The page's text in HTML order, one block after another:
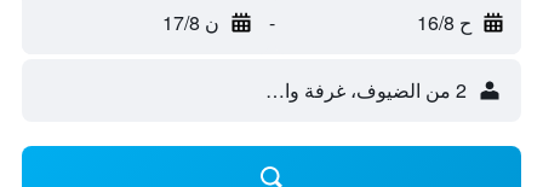
ح 16/8 - ن 17/8
2 من الضيوف، غرفة واحدة